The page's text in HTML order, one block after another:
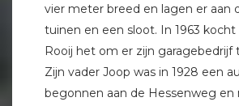
vier meter breed en lagen er aan
tuinen en een sloot. In 1963 kocht
Rooij het om er zijn garagebedrijf
Zijn vader Joop was in 1928 een
begonnen aan de Hessenweg en